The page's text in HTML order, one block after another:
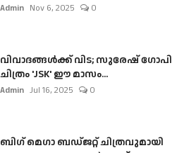
Admin Nov 6, 2025 0
വിവാദങ്ങൾക്ക് വിട; സുരേഷ് ഗോപി
ചിത്രം 'JSK' ഈ മാസം...
Admin Jul 16, 2025 0
ബി​ഗ് മെഗാ ബഡ്ജറ്റ് ചിത്രവുമായി